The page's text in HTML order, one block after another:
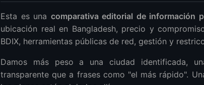
Esta es una comparativa editorial de información
ubicación real en Bangladesh, precio y
BDIX, herramientas públicas de red, gestión y
Damos más peso a una ciudad identificada,
transparente que a frases como "el más rápido".